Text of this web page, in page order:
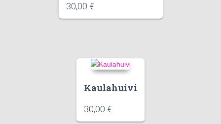
30,00 €
Kaulahuivi
30,00 €